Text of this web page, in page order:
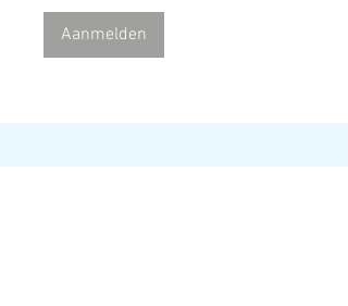
Aanmelden